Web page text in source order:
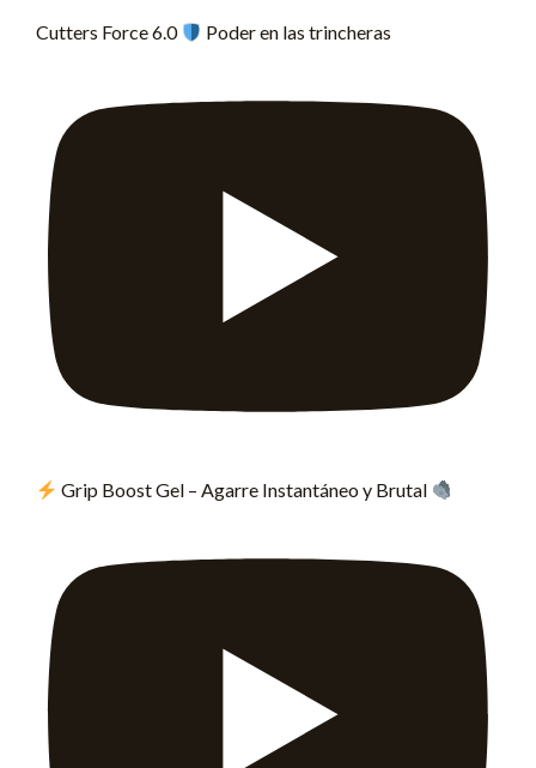
Cutters Force 6.0 Poder en las trincheras
Grip Boost Gel – Agarre Instantáneo y Brutal